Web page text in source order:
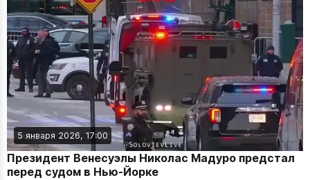
5 января 2026, 17:00
Президент Венесуэлы Николас Мадуро предстал
перед судом в Нью-Йорке